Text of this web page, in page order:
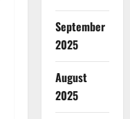
September
2025
August
2025